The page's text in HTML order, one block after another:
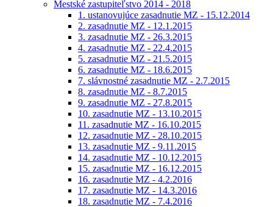
Mestské zastupiteľstvo 2014 - 2018
1. ustanovujúce zasadnutie MZ - 15.12.2014
2. zasadnutie MZ - 12.1.2015
3. zasadnutie MZ - 26.3.2015
4. zasadnutie MZ - 22.4.2015
5. zasadnutie MZ - 21.5.2015
6. zasadnutie MZ - 18.6.2015
7. slávnostné zasadnutie MZ - 2.7.2015
8. zasadnutie MZ - 8.7.2015
9. zasadnutie MZ - 27.8.2015
10. zasadnutie MZ - 13.10.2015
11. zasadnutie MZ - 16.10.2015
12. zasadnutie MZ - 28.10.2015
13. zasadnutie MZ - 9.11.2015
14. zasadnutie MZ - 10.12.2015
15. zasadnutie MZ - 16.12.2015
16. zasadnutie MZ - 4.2.2016
17. zasadnutie MZ - 14.3.2016
18. zasadnutie MZ - 7.4.2016